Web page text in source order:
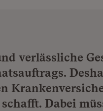
verlässliche
Dabei